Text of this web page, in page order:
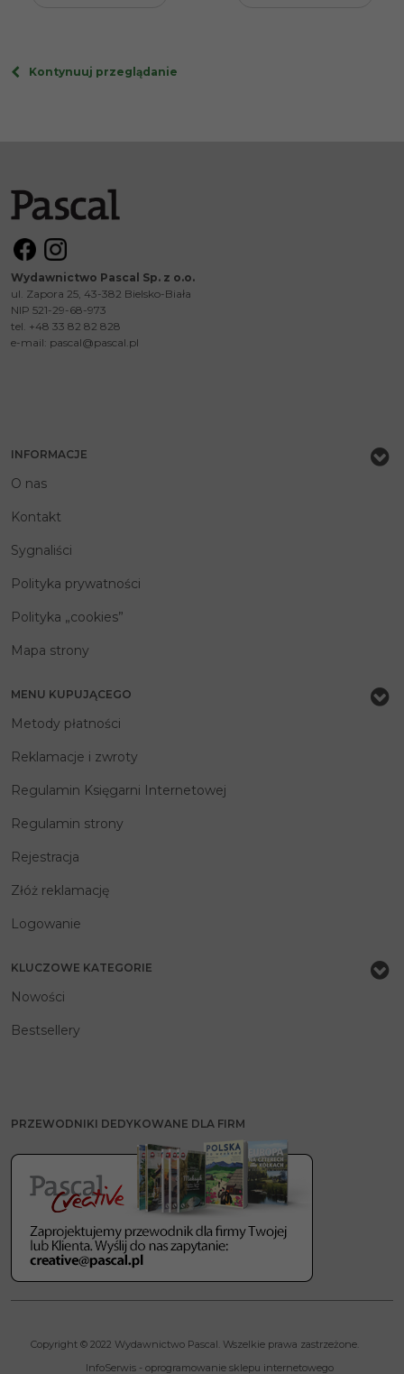
Kontynuuj przeglądanie
Wydawnictwo Pascal Sp. z o.o.
ul. Zapora 25, 43-382 Bielsko-Biała
NIP 521-29-68-973
tel. +48 33 82 82 828
e-mail: pascal@pascal.pl
INFORMACJE
O nas
Kontakt
Sygnaliści
Polityka prywatności
Polityka „cookies”
Mapa strony
MENU KUPUJĄCEGO
Metody płatności
Reklamacje i zwroty
Regulamin Księgarni Internetowej
Regulamin strony
Rejestracja
Złóż reklamację
Logowanie
KLUCZOWE KATEGORIE
Nowości
Bestsellery
PRZEWODNIKI DEDYKOWANE DLA FIRM
Copyright © 2022 Wydawnictwo Pascal. Wszelkie prawa zastrzeżone.
InfoSerwis- oprogramowanie sklepu internetowego